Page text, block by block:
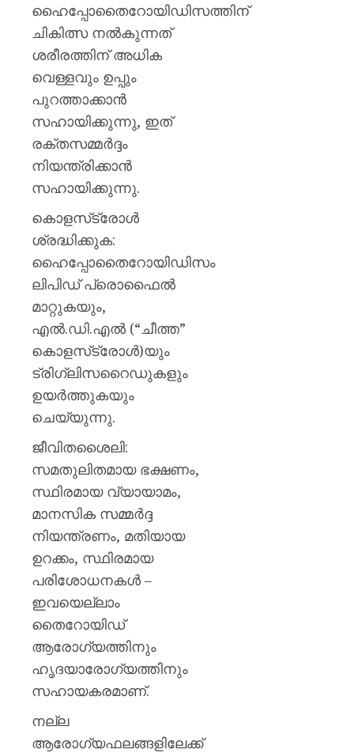
ഹൈപ്പോതൈറോയിഡിസത്തിന്
ചികിത്സ നൽകുന്നത്
ശരീരത്തിന് അധിക
വെള്ളവും ഉപ്പും
പുറത്താക്കാൻ
സഹായിക്കുന്നു, ഇത്
രക്തസമ്മർദ്ദം
നിയന്ത്രിക്കാൻ
സഹായിക്കുന്നു.
കൊളസ്‌ട്രോൾ
ശ്രദ്ധിക്കുക:
ഹൈപ്പോതൈറോയിഡിസം
ലിപിഡ് പ്രൊഫൈൽ
മാറ്റുകയും,
എൽ.ഡി.എൽ (“ചീത്ത”
കൊളസ്‌ട്രോൾ)യും
ട്രിഗ്ലിസറൈഡുകളും
ഉയർത്തുകയും
ചെയ്യുന്നു.
ജീവിതശൈലി:
സമതുലിതമായ ഭക്ഷണം,
സ്ഥിരമായ വ്യായാമം,
മാനസിക സമ്മർദ്ദ
നിയന്ത്രണം, മതിയായ
ഉറക്കം, സ്ഥിരമായ
പരിശോധനകൾ –
ഇവയെല്ലാം
തൈറോയിഡ്
ആരോഗ്യത്തിനും
ഹൃദയാരോഗ്യത്തിനും
സഹായകരമാണ്.
നല്ല
ആരോഗ്യഫലങ്ങളിലേക്ക്